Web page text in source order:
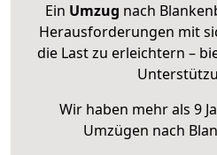
Ein Umzug nach
Herausforderungen mit
die Last zu erleichtern –
Wir haben mehr als 9
Umzügen nach